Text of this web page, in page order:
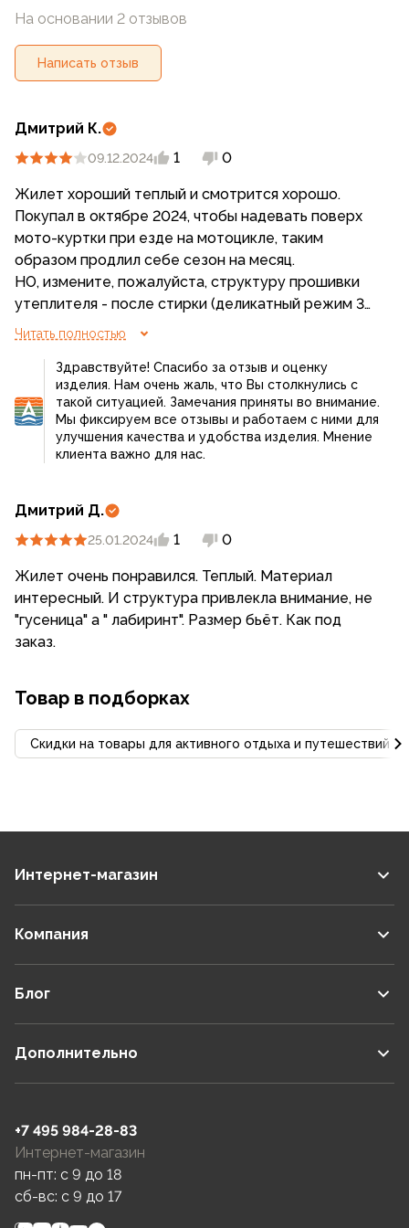
На основании 2 отзывов
Написать отзыв
Дмитрий К.
09.12.2024 1 0
Жилет хороший теплый и смотрится хорошо.
Покупал в октябре 2024, чтобы надевать поверх
мото-куртки при езде на мотоцикле, таким
образом продлил себе сезон на месяц.
НО, измените, пожалуйста, структуру прошивки
утеплителя - после стирки (деликатный режим 30
градусов, отжим на 400 оборотах) весь
часов, чтобы распределить его снова внутри
жилета.
Читать полностью
Здравствуйте! Спасибо за отзыв и оценку
изделия. Нам очень жаль, что Вы столкнулись с
такой ситуацией. Замечания приняты во внимание.
Мы фиксируем все отзывы и работаем с ними для
улучшения качества и удобства изделия. Мнение
клиента важно для нас.
Дмитрий Д.
25.01.2024 1 0
Жилет очень понравился. Теплый. Материал
интересный. И структура привлекла внимание, не
"гусеница" а " лабиринт". Размер бьёт. Как под
заказ.
Товар в подборках
Скидки на товары для активного отдыха и путешествий
Интернет-магазин
Компания
Блог
Дополнительно
+7 495 984-28-83
Интернет-магазин
пн-пт: c 9 до 18
сб-вс: c 9 до 17